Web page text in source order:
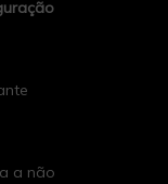
a não